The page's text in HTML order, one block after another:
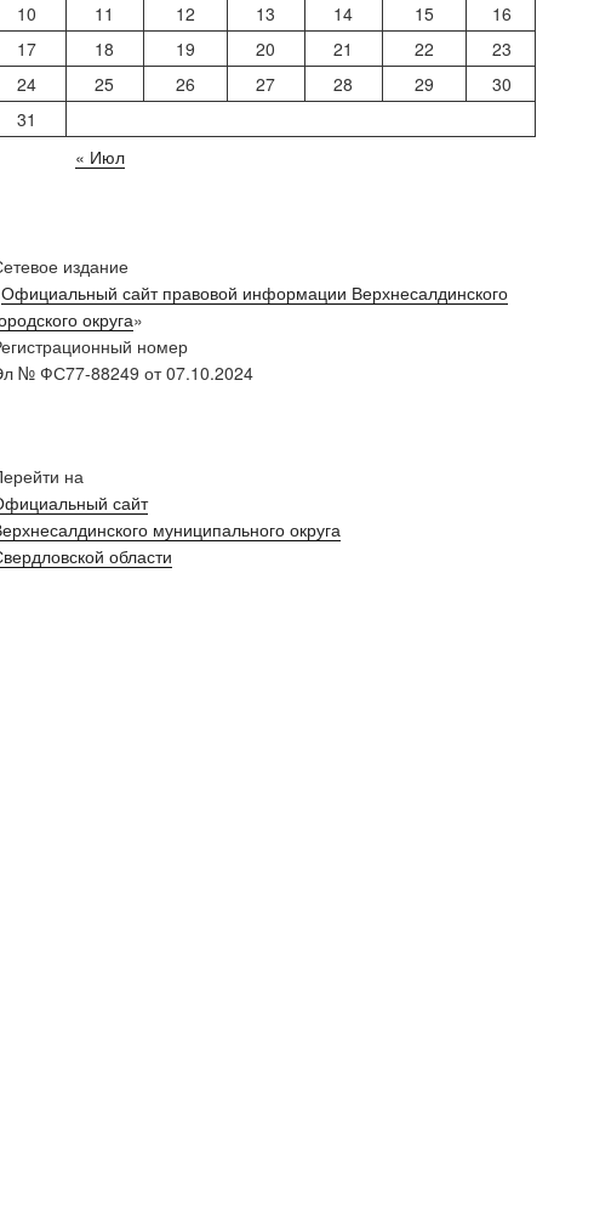
10
11 12 13 14 15
16
17
18 19 20 21 22
23
24
25 26 27 28 29
30
31
« Июл
издание
Официальный сайт правовой информации Верхнесалдинского
округа»
номер
№ ФС77-88249 от 07.10.2024
на
сайт
муниципального округа
области